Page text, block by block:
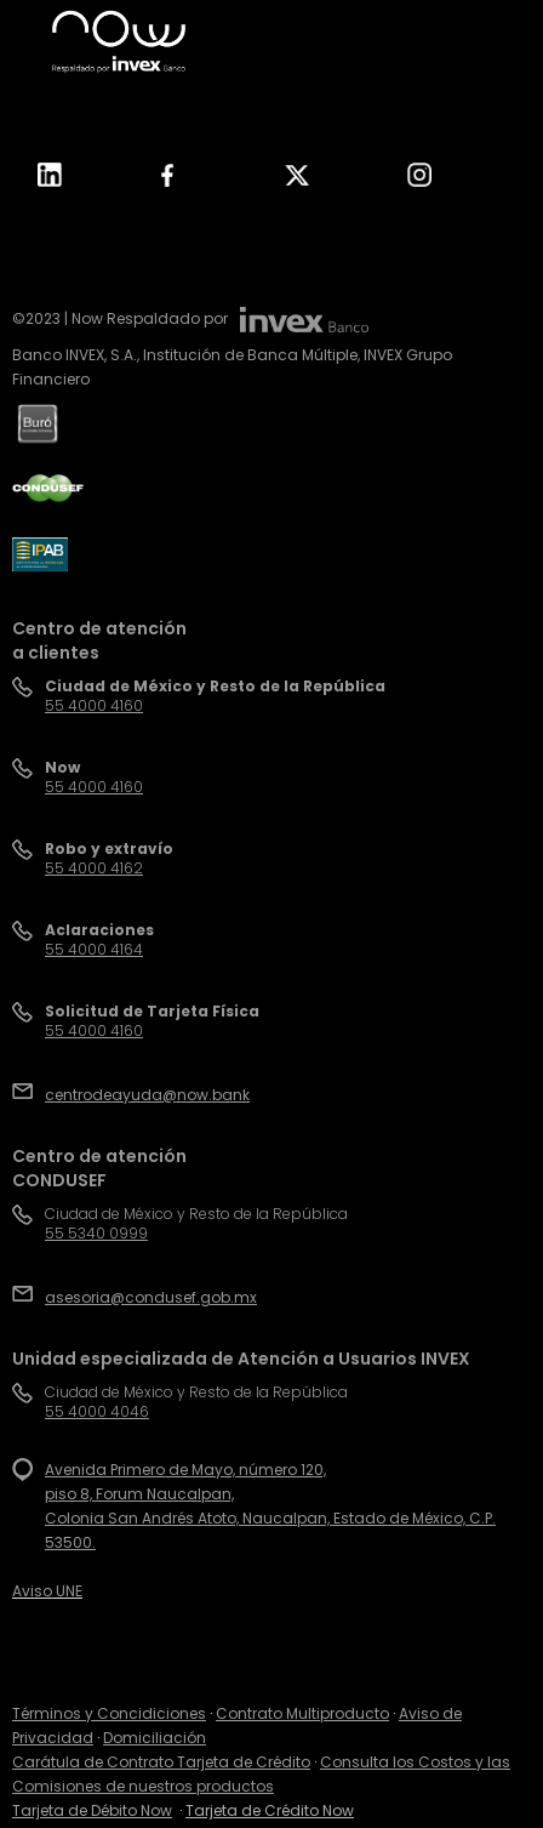
©2023 | Now Respaldado por
Banco INVEX, S.A., Institución de Banca Múltiple, INVEX Grupo
Financiero
Centro de atención
a clientes
Ciudad de México y Resto de la República
55 4000 4160
Now
55 4000 4160
Robo y extravío
55 4000 4162
Aclaraciones
55 4000 4164
Solicitud de Tarjeta Física
55 4000 4160
centrodeayuda@now.bank
Centro de atención
CONDUSEF
Ciudad de México y Resto de la República
55 5340 0999
asesoria@condusef.gob.mx
Unidad especializada de Atención a Usuarios INVEX
Ciudad de México y Resto de la República
55 4000 4046
Avenida Primero de Mayo, número 120,
piso 8, Forum Naucalpan,
Colonia San Andrés Atoto, Naucalpan, Estado de México, C.P.
53500.
Aviso UNE
Términos y Concidiciones · Contrato Multiproducto ·Aviso de
Privacidad · Domiciliación
Carátula de Contrato Tarjeta de Crédito · Consulta los Costos y las
Comisiones de nuestros productos
Tarjeta de Débito Now ·Tarjeta de Crédito Now